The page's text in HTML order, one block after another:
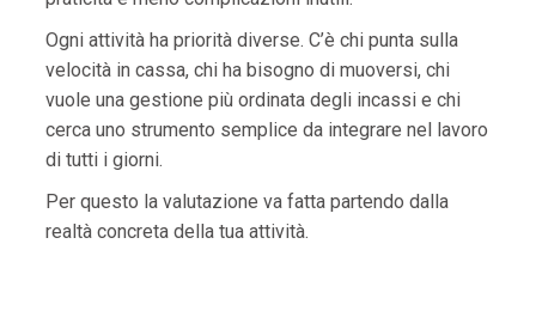
Ogni attività ha priorità diverse. C’è chi punta sulla
velocità in cassa, chi ha bisogno di muoversi, chi
vuole una gestione più ordinata degli incassi e chi
cerca uno strumento semplice da integrare nel lavoro
di tutti i giorni.
Per questo la valutazione va fatta partendo dalla
realtà concreta della tua attività.